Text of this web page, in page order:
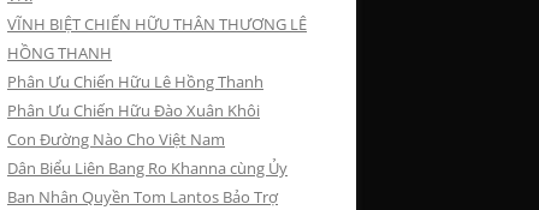
VĨNH BIỆT CHIẾN HỮU THÂN THƯƠNG LÊ
HỒNG THANH
Phân Ưu Chiến Hữu Lê Hồng Thanh
Phân Ưu Chiến Hữu Đào Xuân Khôi
Con Đường Nào Cho Việt Nam
Dân Biểu Liên Bang Ro Khanna cùng Ủy
Ban Nhân Quyền Tom Lantos Bảo Trợ